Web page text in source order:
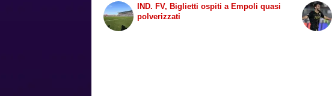
IND. FV, Biglietti ospiti a Empoli quasi
polverizzati